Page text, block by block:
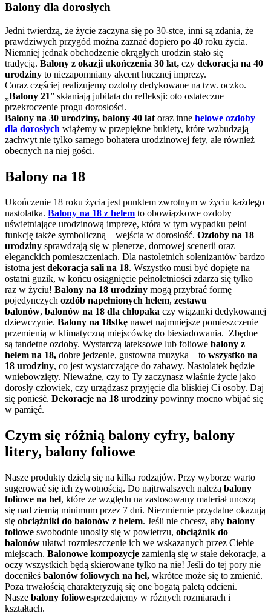
Balony dla dorosłych
Jedni twierdzą, że życie zaczyna się po 30-stce, inni są zdania, że
prawdziwych przygód można zaznać dopiero po 40 roku życia.
Niemniej jednak obchodzenie okrągłych urodzin stało się
tradycją. Balony z okazji ukończenia 30 lat, czy dekoracja na 40
urodziny to niezapomniany akcent hucznej imprezy.
Coraz częściej realizujemy ozdoby dedykowane na tzw. oczko.
„Balony 21” skłaniają jubilata do refleksji: oto ostateczne
przekroczenie progu dorosłości.
Balony na 30 urodziny, balony 40 lat oraz inne helowe ozdoby
dla dorosłych wiążemy w przepiękne bukiety, które wzbudzają
zachwyt nie tylko samego bohatera urodzinowej fety, ale również
obecnych na niej gości.
Balony na 18
Ukończenie 18 roku życia jest punktem zwrotnym w życiu każdego
nastolatka. Balony na 18 z helem to obowiązkowe ozdoby
uświetniające urodzinową imprezę, która w tym wypadku pełni
funkcję także symboliczną – wejścia w dorosłość. Ozdoby na 18
urodziny sprawdzają się w plenerze, domowej scenerii oraz
eleganckich pomieszczeniach. Dla nastoletnich solenizantów bardzo
istotna jest dekoracja sali na 18. Wszystko musi być dopięte na
ostatni guzik, w końcu osiągnięcie pełnoletniości zdarza się tylko
raz w życiu! Balony na 18 urodziny mogą przybrać formę
pojedynczych ozdób napełnionych helem, zestawu
balonów, balonów na 18 dla chłopaka czy wiązanki dedykowanej
dziewczynie. Balony na 18stkę nawet najmniejsze pomieszczenie
przemienią w klimatyczną miejscówkę do biesiadowania. Zbędne
są tandetne ozdoby. Wystarczą lateksowe lub foliowe balony z
helem na 18, dobre jedzenie, gustowna muzyka – to wszystko na
18 urodziny, co jest wystarczające do zabawy. Nastolatek będzie
wniebowzięty. Nieważne, czy to Ty zaczynasz właśnie życie jako
dorosły człowiek, czy urządzasz przyjęcie dla bliskiej Ci osoby. Daj
się ponieść. Dekoracje na 18 urodziny powinny mocno wbijać się
w pamięć.
Czym się różnią balony cyfry, balony
litery, balony foliowe
Nasze produkty dzielą się na kilka rodzajów. Przy wyborze warto
sugerować się ich żywotnością. Do najtrwalszych należą balony
foliowe na hel, które ze względu na zastosowany materiał unoszą
się nad ziemią minimum przez 7 dni. Niezmiernie przydatne okazują
się obciążniki do balonów z helem. Jeśli nie chcesz, aby balony
foliowe swobodnie unosiły się w powietrzu, obciążnik do
balonów ułatwi rozmieszczenie ich we wskazanych przez Ciebie
miejscach. Balonowe kompozycje zamienią się w stałe dekoracje, a
oczy wszystkich będą skierowane tylko na nie! Jeśli do tej pory nie
doceniłeś balonów foliowych na hel, wkrótce może się to zmienić.
Poza trwałością charakteryzują się one bogatą paletą odcieni.
Nasze balony foliowesprzedajemy w różnych rozmiarach i
kształtach.